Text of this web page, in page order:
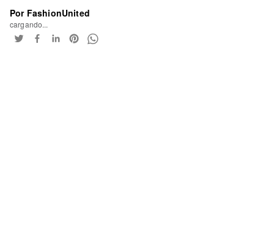
Por FashionUnited
cargando...